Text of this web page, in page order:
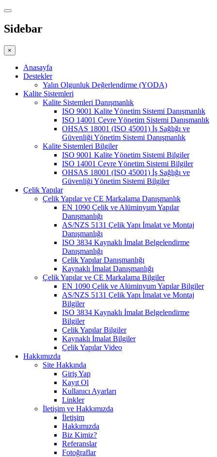
Sidebar
×
Anasayfa
Destekler
Yalın Olgunluk Değerlendirme (YODA)
Kalite Sistemleri
Kalite Sistemleri Danışmanlık
ISO 9001 Kalite Yönetim Sistemi Danışmanlık
ISO 14001 Çevre Yönetim Sistemi Danışmanlık
OHSAS 18001 (ISO 45001) İş Sağlığı ve
Güvenliği Yönetim Sistemi Danışmanlık
Kalite Sistemleri Bilgiler
ISO 9001 Kalite Yönetim Sistemi Bilgiler
ISO 14001 Çevre Yönetim Sistemi Bilgiler
OHSAS 18001 (ISO 45001) İş Sağlığı ve
Güvenliği Yönetim Sistemi Bilgiler
Çelik Yapılar
Çelik Yapılar ve CE Markalama Danışmanlık
EN 1090 Çelik ve Alüminyum Yapılar
Danışmanlığı
AS/NZS 5131 Çelik Yapı İmalat ve Montaj
Danışmanlığı
ISO 3834 Kaynaklı İmalat Belgelendirme
Danışmanlığı
Çelik Yapılar Danışmanlığı
Kaynaklı İmalat Danışmanlığı
Çelik Yapılar ve CE Markalama Bilgiler
EN 1090 Çelik ve Alüminyum Yapılar Bilgiler
AS/NZS 5131 Çelik Yapı İmalat ve Montaj
Bilgiler
ISO 3834 Kaynaklı İmalat Belgelendirme
Bilgiler
Çelik Yapılar Bilgiler
Kaynaklı İmalat Bilgiler
Çelik Yapılar Video
Hakkımızda
Site Hakkında
Giriş Yap
Kayıt Ol
Kullanıcı Ayarları
Linkler
İletişim ve Hakkımızda
İletişim
Hakkımızda
Biz Kimiz?
Referanslar
Fotoğraflar